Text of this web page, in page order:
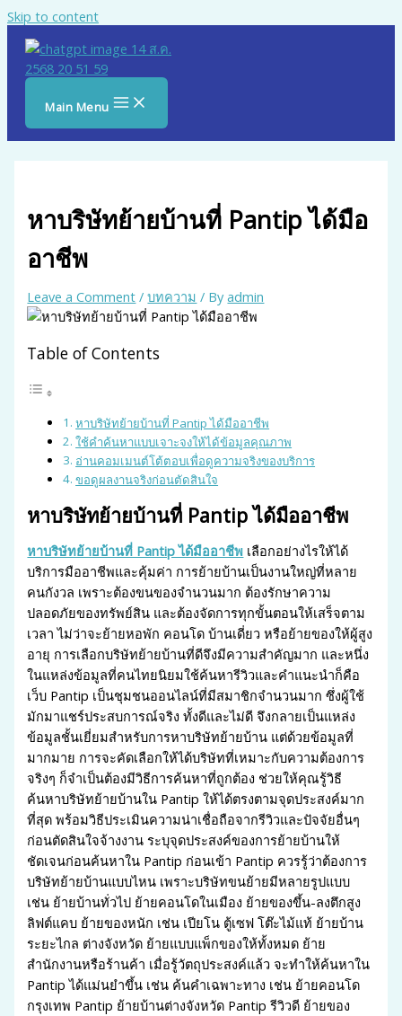
Skip to content
Main Menu
หาบริษัทย้ายบ้านที่ Pantip ได้มือ
อาชีพ
Leave a Comment /บทความ / Byadmin
Table of Contents
หาบริษัทย้ายบ้านที่ Pantip ได้มืออาชีพ
ใช้คำค้นหาแบบเจาะจงให้ได้ข้อมูลคุณภาพ
อ่านคอมเมนต์โต้ตอบเพื่อดูความจริงของบริการ
ขอดูผลงานจริงก่อนตัดสินใจ
หาบริษัทย้ายบ้านที่ Pantip ได้มืออาชีพ
หาบริษัทย้ายบ้านที่ Pantip ได้มืออาชีพ เลือกอย่างไรให้ได้
บริการมืออาชีพและคุ้มค่า การย้ายบ้านเป็นงานใหญ่ที่หลาย
คนกังวล เพราะต้องขนของจำนวนมาก ต้องรักษาความ
ปลอดภัยของทรัพย์สิน และต้องจัดการทุกขั้นตอนให้เสร็จตาม
เวลา ไม่ว่าจะย้ายหอพัก คอนโด บ้านเดี่ยว หรือย้ายของให้ผู้สูง
อายุ การเลือกบริษัทย้ายบ้านที่ดีจึงมีความสำคัญมาก และหนึ่ง
ในแหล่งข้อมูลที่คนไทยนิยมใช้ค้นหารีวิวและคำแนะนำก็คือ
เว็บ Pantip เป็นชุมชนออนไลน์ที่มีสมาชิกจำนวนมาก ซึ่งผู้ใช้
มักมาแชร์ประสบการณ์จริง ทั้งดีและไม่ดี จึงกลายเป็นแหล่ง
ข้อมูลชั้นเยี่ยมสำหรับการหาบริษัทย้ายบ้าน แต่ด้วยข้อมูลที่
มากมาย การจะคัดเลือกให้ได้บริษัทที่เหมาะกับความต้องการ
จริงๆ ก็จำเป็นต้องมีวิธีการค้นหาที่ถูกต้อง ช่วยให้คุณรู้วิธี
ค้นหาบริษัทย้ายบ้านใน Pantip ให้ได้ตรงตามจุดประสงค์มาก
ที่สุด พร้อมวิธีประเมินความน่าเชื่อถือจากรีวิวและปัจจัยอื่นๆ
ก่อนตัดสินใจจ้างงาน ระบุจุดประสงค์ของการย้ายบ้านให้
ชัดเจนก่อนค้นหาใน Pantip ก่อนเข้า Pantip ควรรู้ว่าต้องการ
บริษัทย้ายบ้านแบบไหน เพราะบริษัทขนย้ายมีหลายรูปแบบ
เช่น ย้ายบ้านทั่วไป ย้ายคอนโดในเมือง ย้ายของขึ้น-ลงตึกสูง
ลิฟต์แคบ ย้ายของหนัก เช่น เปียโน ตู้เซฟ โต๊ะไม้แท้ ย้ายบ้าน
ระยะไกล ต่างจังหวัด ย้ายแบบแพ็กของให้ทั้งหมด ย้าย
สำนักงานหรือร้านค้า เมื่อรู้วัตถุประสงค์แล้ว จะทำให้ค้นหาใน
Pantip ได้แม่นยำขึ้น เช่น ค้นคำเฉพาะทาง เช่น ย้ายคอนโด
กรุงเทพ Pantip ย้ายบ้านต่างจังหวัด Pantip รีวิวดี ย้ายของ